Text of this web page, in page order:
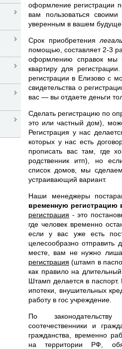
оформление регистрации
вам пользоваться
уверенным в вашем
Срок приобретения
помощью, составляет 2-3
оформлению справок мы
квартиру для
регистрации в Елизово с
свидетельства о
вас — вы отдаете деньги
Сделать регистрацию по
это или частный дом),
Регистрация у нас
которых у нас есть
прописать вас там, где
родственник итп), но
список домов, мы
устраивающий вариант.
Наши менеджеры
временную
регистрация - это
где человек временно
если у вас уже есть
целесообразно отправить
месте, вам не нужно
регистрация (штамп в
как правило на
Штамп делается в
ипотеки, внушительных
работу в гос учреждение.
По
соотечественники и
гражданства, временно
на территории РФ,